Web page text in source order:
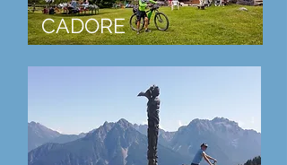
CADORE